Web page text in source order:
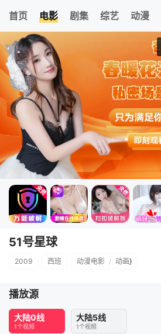
首页 电影 剧集 综艺 动漫
清空
51号星球
2009 西班 动漫电影 / 动画}
播放源
大陆0线
1个视频
大陆5线
1个视频